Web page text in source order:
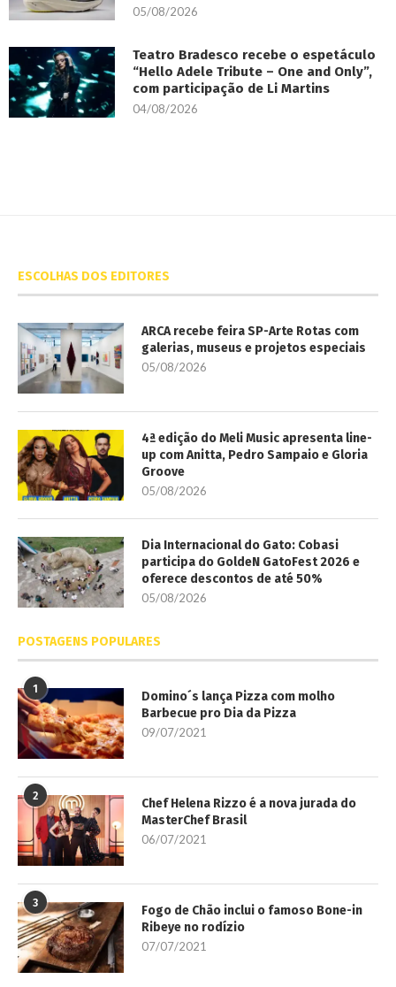
05/08/2026
Teatro Bradesco recebe o espetáculo
“Hello Adele Tribute – One and Only”,
com participação de Li Martins
04/08/2026
ESCOLHAS DOS EDITORES
ARCA recebe feira SP-Arte Rotas com
galerias, museus e projetos especiais
05/08/2026
4ª edição do Meli Music apresenta line-
up com Anitta, Pedro Sampaio e Gloria
Groove
05/08/2026
Dia Internacional do Gato: Cobasi
participa do GoldeN GatoFest 2026 e
oferece descontos de até 50%
05/08/2026
POSTAGENS POPULARES
1
Domino´s lança Pizza com molho
Barbecue pro Dia da Pizza
09/07/2021
2
Chef Helena Rizzo é a nova jurada do
MasterChef Brasil
06/07/2021
3
Fogo de Chão inclui o famoso Bone-in
Ribeye no rodízio
07/07/2021